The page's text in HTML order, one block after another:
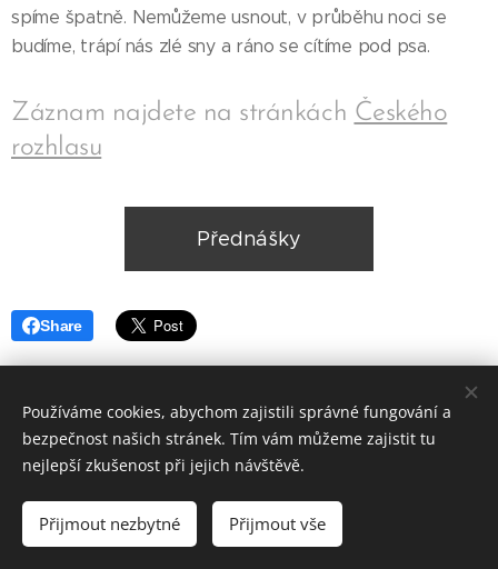
spíme špatně. Nemůžeme usnout, v průběhu noci se
budíme, trápí nás zlé sny a ráno se cítíme pod psa.
Záznam najdete na stránkách Českého
rozhlasu
Přednášky
Share
© 2020 Jiřina Slámová, PYRAMIDA, centrum harmonie Chrudim
Cookies
Používáme cookies, abychom zajistili správné fungování a
bezpečnost našich stránek. Tím vám můžeme zajistit tu
nejlepší zkušenost při jejich návštěvě.
Přijmout nezbytné Přijmout vše